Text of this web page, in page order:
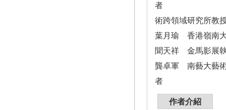
者
術跨領域研究所教
葉月瑜 香港嶺南大
聞天祥 金馬影展
龔卓軍 南藝大藝術
者
作者介紹